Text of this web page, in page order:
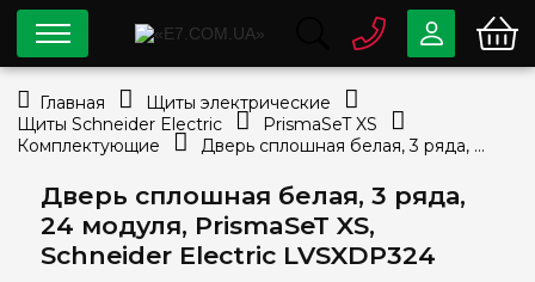
Дверь сплошная белая, 3 ряда,
24 модуля, PrismaSeT XS,
Schneider Electric LVSXDP324
0 800 33-63-07
Бесплатно
info@e7.com.ua
044
Viber Telegram
Главная
Щиты электрические
Щиты Schneider Electric
PrismaSeT XS
Комплектующие
Дверь сплошная белая, 3 ряда, 24 модуля, PrismaSeT XS, Schneider Electric LVSXDP324